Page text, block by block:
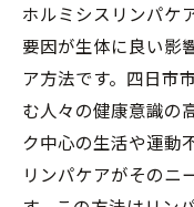
四日市市
例
デスクワーク
が最適
デスクワ
すすめのケ
ホルミシスリンパケ
要因が生体に良い影
ア方法です。四日市
む人々の健康意識の
ク中心の生活や運動
リンパケアがそのニ